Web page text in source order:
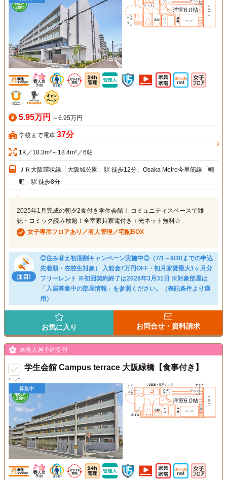
5.95万円 ～6.95万円
学校まで電車 37分
1K／18.3m²～18.4m²／6帖
ＪＲ大阪環状線「大阪城公園」駅 徒歩12分、Osaka Metro今里筋線「鴫
野」駅 徒歩8分
2025年1月完成の朝夕2食付き学生会館！ コミュニティスペースで雑
誌・コミック読み放題！全室家具家電付き＋光ネット無料☆
女子専用フロアあり／有人管理／宅配BOX
◎住み替え初期割キャンペーン実施中◎（7/1～9/30までの申込
先着順・在校生対象） 入館金7万円OFF・初月家賃最大1ヶ月分
フリーレント ※初回契約終了は2028年3月31日 ※対象部屋は
「入居募集中の部屋情報」を参照ください。（表記条件より適
用）
お気に入り お問合せ・資料請求
チェック
来春入居予約受付
学生会館 Campus terrace 大阪緑橋【食事付き】
募集中